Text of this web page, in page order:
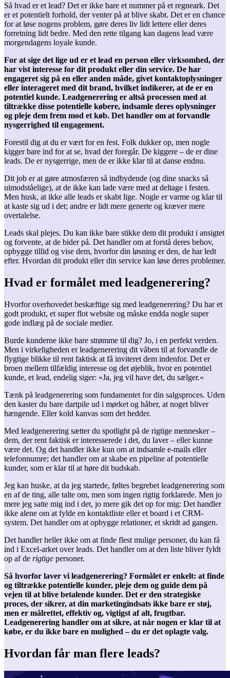
Så hvad er et lead? Det er ikke bare et nummer på et regneark. Det
er et potentielt forhold, der venter på at blive skabt. Det er en chance
for at løse nogens problem, gøre deres liv lidt lettere eller deres
forretning lidt bedre. Med den rette tilgang kan dagens lead være
morgendagens loyale kunde.
For at sige det lige ud er et lead en person eller virksomhed, der
har vist interesse for dit produkt eller din service. De har
engageret sig på en eller anden måde, givet kontaktoplysninger
eller interageret med dit brand, hvilket indikerer, at de er en
potentiel kunde. Leadgenerering er altså processen med at
tiltrække disse potentielle købere, indsamle deres oplysninger
og pleje dem frem mod et køb. Det handler om at forvandle
nysgerrighed til engagement.
Forestil dig at du er vært for en fest. Folk dukker op, men nogle
kigger bare ind for at se, hvad der foregår. De kiggere – de er dine
leads. De er nysgerrige, men de er ikke klar til at danse endnu.
Dit job er at gøre atmosfæren så indbydende (og dine snacks så
uimodståelige), at de ikke kan lade være med at deltage i festen.
Men husk, at ikke alle leads er skabt lige. Nogle er varme og klar til
at kaste sig ud i det; andre er lidt mere generte og kræver mere
overtalelse.
Leads skal plejes. Du kan ikke bare stikke dem dit produkt i ansigtet
og forvente, at de bider på. Det handler om at forstå deres behov,
opbygge tillid og vise dem, hvorfor din løsning er den, de har ledt
efter. Hvordan dit produkt eller din service kan løse deres problemer.
Hvad er formålet med leadgenerering?
Hvorfor overhovedet beskæftige sig med leadgenerering? Du har et
godt produkt, et super flot website og måske endda nogle super
gode indlæg på de sociale medier.
Burde kunderne ikke bare strømme til dig? Jo, i en perfekt verden.
Men i virkeligheden er leadgenerering dit våben til at forvandle de
flygtige blikke til rent faktisk at få inviteret dem indenfor. Det er
broen mellem tilfældig interesse og det øjeblik, hvor en potentiel
kunde, et lead, endelig siger: »Ja, jeg vil have det, du sælger.«
Tænk på leadgenerering som fundamentet for din salgsproces. Uden
den kaster du bare dartpile ud i mørket og håber, at noget bliver
hængende. Eller kold kanvas som det hedder.
Med leadgenerering sætter du spotlight på de rigtige mennesker –
dem, der rent faktisk er interesserede i det, du laver – eller kunne
være det. Og det handler ikke kun om at indsamle e-mails eller
telefonnumre; det handler om at skabe en pipeline af potentielle
kunder, som er klar til at høre dit budskab.
Jeg kan huske, at da jeg startede, føltes begrebet leadgenerering som
en af de ting, alle talte om, men som ingen rigtig forklarede. Men jo
mere jeg satte mig ind i det, jo mere gik det op for mig: Det handler
ikke alene om at fylde en kontaktliste eller et board i et CRM-
system. Det handler om at opbygge relationer, et skridt ad gangen.
Det handler heller ikke om at finde flest mulige personer, du kan få
ind i Excel-arket over leads. Det handler om at den liste bliver fyldt
op af de rigtige personer.
Så hvorfor laver vi leadgenerering? Formålet er enkelt: at finde
og tiltrække potentielle kunder, pleje dem og guide dem på
vejen til at blive betalende kunder. Det er den strategiske
proces, der sikrer, at din marketingindsats ikke bare er støj,
men er målrettet, effektiv og, vigtigst af alt, frugtbar.
Leadgenerering handler om at sikre, at når nogen er klar til at
købe, er du ikke bare en mulighed – du er det oplagte valg.
Hvordan får man flere leads?